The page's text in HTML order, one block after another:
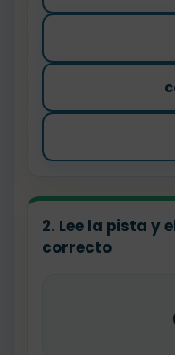
2. Lee la pista y
correcto